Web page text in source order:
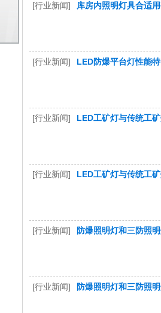
[行业新闻] 库房内照明灯具合适
[行业新闻] LED防爆平台灯性能
[行业新闻] LED工矿灯与传统工
[行业新闻] LED工矿灯与传统工
[行业新闻] 防爆照明灯和三防照
[行业新闻] 防爆照明灯和三防照